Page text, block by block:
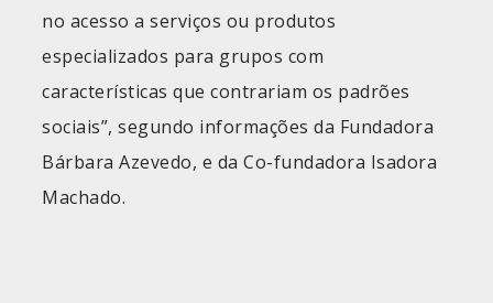
no acesso a serviços ou produtos
especializados para grupos com
características que contrariam os padrões
sociais”, segundo informações da Fundadora
Bárbara Azevedo, e da Co-fundadora Isadora
Machado.